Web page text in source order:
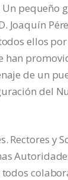
Un pequeño
Joaquín
ellos
han
de un
del
Rectores y